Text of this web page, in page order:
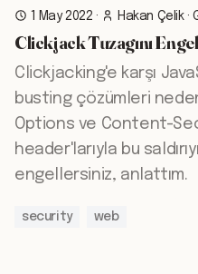
1 May 2022 · Hakan Çelik·
Clickjack Tuzagını
Clickjacking'e karşı
busting çözümleri
Options ve Content-
header'larıyla bu
engellersiniz, anlattım.
security web